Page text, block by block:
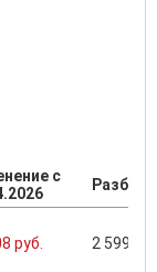
с
руб. 2 599